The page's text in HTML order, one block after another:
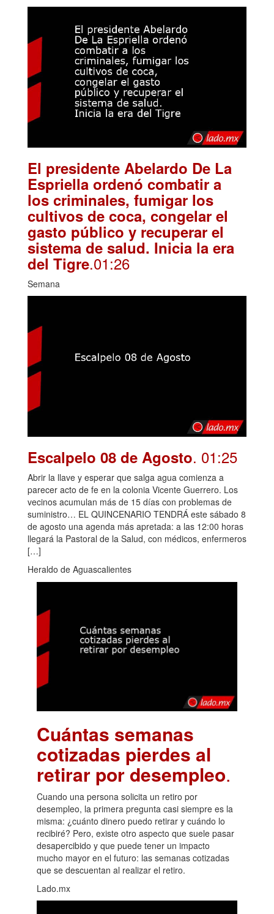
El presidente Abelardo De La
Espriella ordenó combatir a
los criminales, fumigar los
cultivos de coca, congelar el
gasto público y recuperar el
sistema de salud. Inicia la era
del Tigre.01:26
Semana
Escalpelo 08 de Agosto. 01:25
Abrir la llave y esperar que salga agua comienza a
parecer acto de fe en la colonia Vicente Guerrero. Los
vecinos acumulan más de 15 días con problemas de
suministro… EL QUINCENARIO TENDRÁ este sábado 8
de agosto una agenda más apretada: a las 12:00 horas
llegará la Pastoral de la Salud, con médicos, enfermeros
[…]
Heraldo de Aguascalientes
Cuántas semanas
cotizadas pierdes al
retirar por desempleo.
Cuando una persona solicita un retiro por
desempleo, la primera pregunta casi siempre es la
misma: ¿cuánto dinero puedo retirar y cuándo lo
recibiré? Pero, existe otro aspecto que suele pasar
desapercibido y que puede tener un impacto
mucho mayor en el futuro: las semanas cotizadas
que se descuentan al realizar el retiro.
Lado.mx